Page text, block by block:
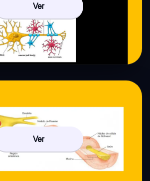
Ver
Ver